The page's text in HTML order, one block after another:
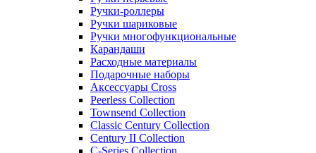
Ручки-роллеры
Ручки шариковые
Ручки многофункциональные
Карандаши
Расходные материалы
Подарочные наборы
Аксессуары Cross
Peerless Collection
Townsend Collection
Classic Century Collection
Century II Collection
C-Series Collection